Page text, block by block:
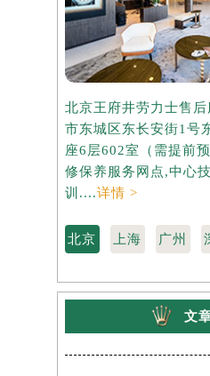
北京王府井劳力士售
市东城区东长安街1号
座6层602室（需提前
修保养服务网点,中心
训....详情 >
北京 上海 广州
文